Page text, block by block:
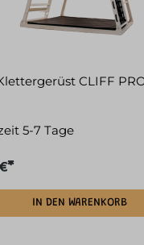
CLIFF
5-7 Tage
IN DEN WARENKORB